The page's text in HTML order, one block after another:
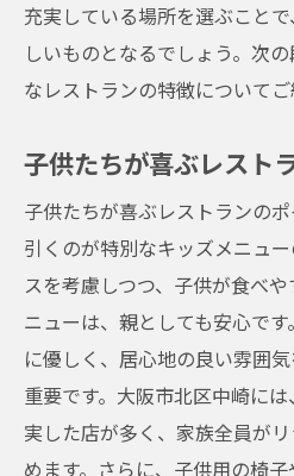
充実している場所を選ぶこと
しいものとなるでしょう。次
なレストランの特徴についてご
子供たちが喜ぶレスト
子供たちが喜ぶレストランの
引くのが特別なキッズメニュ
スを考慮しつつ、子供が食べ
ニューは、親としても安心で
に優しく、居心地の良い雰囲
重要です。大阪市北区中崎に
実した店が多く、家族全員が
めます。さらに、子供用の椅